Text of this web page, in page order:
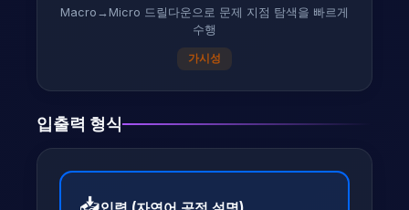
Macro→Micro 드릴다운으로 문제 지점 탐색을 빠르게
수행
가시성
입출력 형식
📥